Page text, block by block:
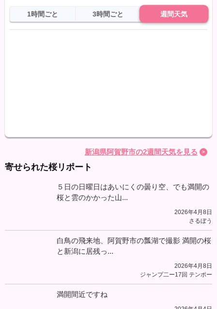
1時間ごと 3時間ごと 週間天気
新潟県阿賀野市の2週間天気を見る
寄せられた桜リポート
５日の日曜日はあいにくの曇り空、でも満開の
桜と雲のかかった山...
2026年4月8日
さるぼう
白鳥の飛来地、阿賀野市の瓢湖で撮影 満開の桜
と新潟に居残っ...
2026年4月8日
ジャンプ二ー17回 テンポー
満開間近ですね